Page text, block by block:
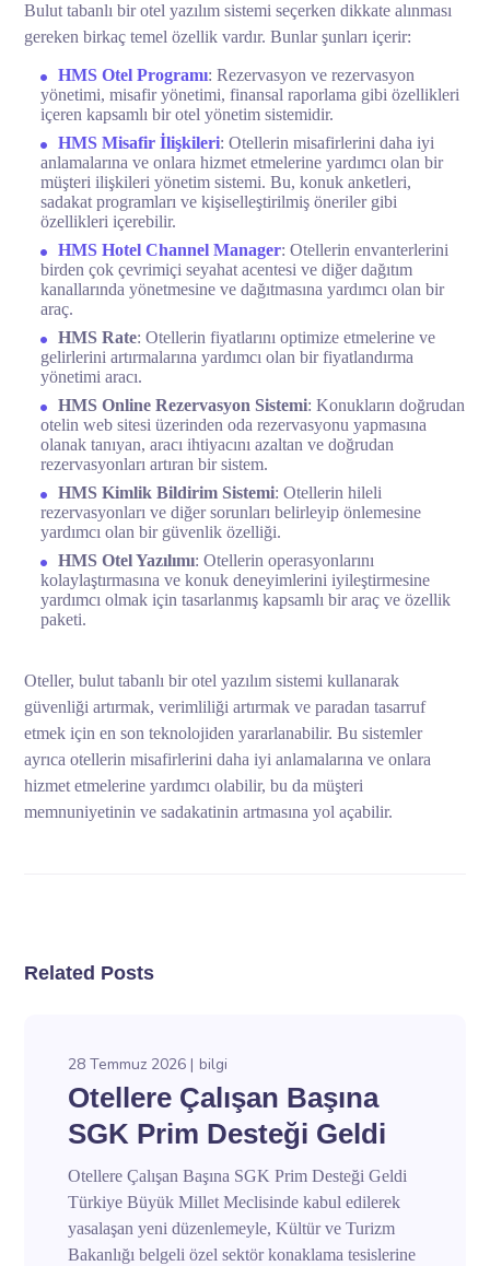
Bulut tabanlı bir otel yazılım sistemi seçerken dikkate alınması
gereken birkaç temel özellik vardır. Bunlar şunları içerir:
HMS Otel Programı: Rezervasyon ve rezervasyon
yönetimi, misafir yönetimi, finansal raporlama gibi özellikleri
içeren kapsamlı bir otel yönetim sistemidir.
HMS Misafir İlişkileri: Otellerin misafirlerini daha iyi
anlamalarına ve onlara hizmet etmelerine yardımcı olan bir
müşteri ilişkileri yönetim sistemi. Bu, konuk anketleri,
sadakat programları ve kişiselleştirilmiş öneriler gibi
özellikleri içerebilir.
HMS Hotel Channel Manager: Otellerin envanterlerini
birden çok çevrimiçi seyahat acentesi ve diğer dağıtım
kanallarında yönetmesine ve dağıtmasına yardımcı olan bir
araç.
HMS Rate: Otellerin fiyatlarını optimize etmelerine ve
gelirlerini artırmalarına yardımcı olan bir fiyatlandırma
yönetimi aracı.
HMS Online Rezervasyon Sistemi: Konukların doğrudan
otelin web sitesi üzerinden oda rezervasyonu yapmasına
olanak tanıyan, aracı ihtiyacını azaltan ve doğrudan
rezervasyonları artıran bir sistem.
HMS Kimlik Bildirim Sistemi: Otellerin hileli
rezervasyonları ve diğer sorunları belirleyip önlemesine
yardımcı olan bir güvenlik özelliği.
HMS Otel Yazılımı: Otellerin operasyonlarını
kolaylaştırmasına ve konuk deneyimlerini iyileştirmesine
yardımcı olmak için tasarlanmış kapsamlı bir araç ve özellik
paketi.
Oteller, bulut tabanlı bir otel yazılım sistemi kullanarak
güvenliği artırmak, verimliliği artırmak ve paradan tasarruf
etmek için en son teknolojiden yararlanabilir. Bu sistemler
ayrıca otellerin misafirlerini daha iyi anlamalarına ve onlara
hizmet etmelerine yardımcı olabilir, bu da müşteri
memnuniyetinin ve sadakatinin artmasına yol açabilir.
Related Posts
28 Temmuz 2026 bilgi
Otellere Çalışan Başına
SGK Prim Desteği Geldi
Otellere Çalışan Başına SGK Prim Desteği Geldi
Türkiye Büyük Millet Meclisinde kabul edilerek
yasalaşan yeni düzenlemeyle, Kültür ve Turizm
Bakanlığı belgeli özel sektör konaklama tesislerine